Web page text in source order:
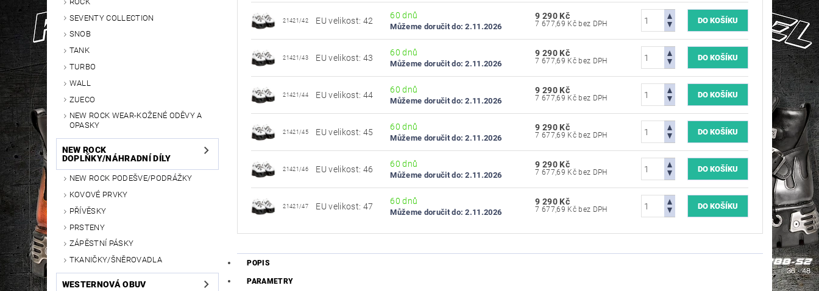
SEVENTY COLLECTION
SNOB
TANK
TURBO
WALL
ZUECO
NEW ROCK WEAR-KOŽENÉ ODĚVY A
OPASKY
NEW ROCK
DOPLŇKY/NÁHRADNÍ DÍLY
NEW ROCK PODEŠVE/PODRÁŽKY
KOVOVÉ PRVKY
PŘÍVĚSKY
PRSTENY
ZÁPĚSTNÍ PÁSKY
TKANIČKY/ŠNĚROVADLA
WESTERNOVÁ OBUV
21421/42 EU velikost: 42
60 dnů
Můžeme doručit do: 2.11.2026
9 290 Kč
7 677,69 Kč bez DPH
21421/43 EU velikost: 43
60 dnů
Můžeme doručit do: 2.11.2026
9 290 Kč
7 677,69 Kč bez DPH
21421/44 EU velikost: 44
60 dnů
Můžeme doručit do: 2.11.2026
9 290 Kč
7 677,69 Kč bez DPH
21421/45 EU velikost: 45
60 dnů
Můžeme doručit do: 2.11.2026
9 290 Kč
7 677,69 Kč bez DPH
21421/46 EU velikost: 46
60 dnů
Můžeme doručit do: 2.11.2026
9 290 Kč
7 677,69 Kč bez DPH
21421/47 EU velikost: 47
60 dnů
Můžeme doručit do: 2.11.2026
9 290 Kč
7 677,69 Kč bez DPH
POPIS
PARAMETRY